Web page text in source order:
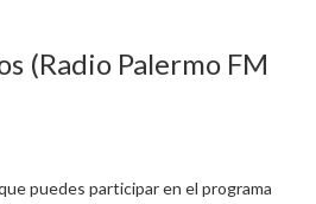
(Radio Palermo FM
puedes participar en el programa